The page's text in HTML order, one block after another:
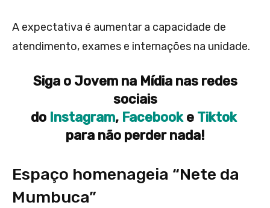
A expectativa é aumentar a capacidade de
atendimento, exames e internações na unidade.
Siga o Jovem na Mídia nas redes
sociais
do Instagram, Facebooke Tiktok
para não perder nada!
Espaço homenageia “Nete da
Mumbuca”